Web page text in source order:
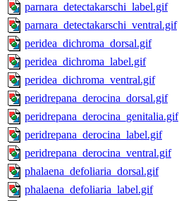
parnara_detectakarschi_label.gif
parnara_detectakarschi_ventral.gif
peridea_dichroma_dorsal.gif
peridea_dichroma_label.gif
peridea_dichroma_ventral.gif
peridrepana_derocina_dorsal.gif
peridrepana_derocina_genitalia.gif
peridrepana_derocina_label.gif
peridrepana_derocina_ventral.gif
phalaena_defoliaria_dorsal.gif
phalaena_defoliaria_label.gif